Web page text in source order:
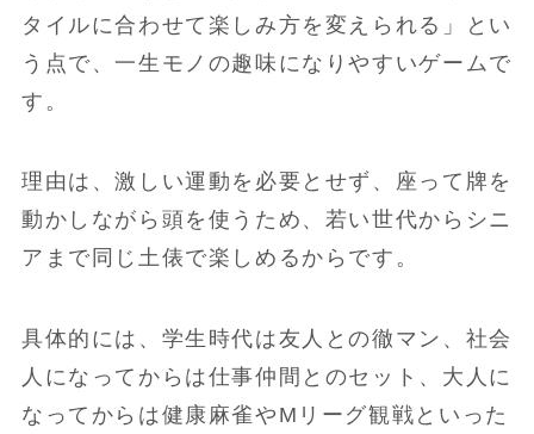
タイルに合わせて楽しみ方を変えられる」とい
う点で、一生モノの趣味になりやすいゲームで
す。
理由は、激しい運動を必要とせず、座って牌を
動かしながら頭を使うため、若い世代からシニ
アまで同じ土俵で楽しめるからです。
具体的には、学生時代は友人との徹マン、社会
人になってからは仕事仲間とのセット、大人に
なってからは健康麻雀やMリーグ観戦といった